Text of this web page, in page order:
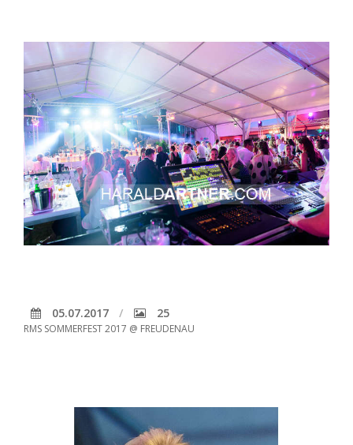
05.07.2017 25
RMS SOMMERFEST 2017 @ FREUDENAU